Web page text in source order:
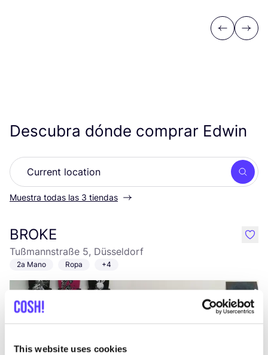
This website uses cookies
Previous
Next
Descubra dónde comprar Edwin
Muestra todas las 3 tiendas
BROKE
Tußmannstraße 5, Düsseldorf
2a Mano Ropa +4
like